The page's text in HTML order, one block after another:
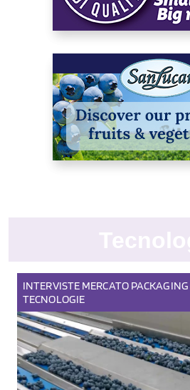
INTERVISTE MERCATO PACKAGING
TECNOLOGIE